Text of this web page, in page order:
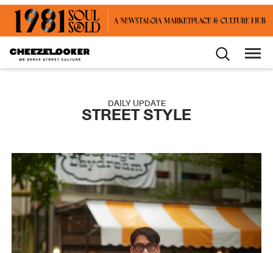
DAILY UPDATE
STREET STYLE